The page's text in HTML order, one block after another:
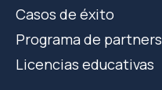
Casos de éxito
Programa de partners
Licencias educativas